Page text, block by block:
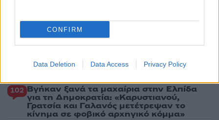
CONFIRM
Data Deletion Data Access Privacy Policy
συνεχίζει τις ολιγοήμερες διακοπές του –
Πού βρέθηκε το Σάββατο
Πιο σχολιασμένα
102 Βγήκαν ξανά τα μαχαίρια στην Ελπίδα
για τη Δημοκρατία: «Καρυστιανού,
Γρατσία και Γαλανός μετέτρεψαν το
κίνημα σε φοβικό αρχηγικό κόμμα»